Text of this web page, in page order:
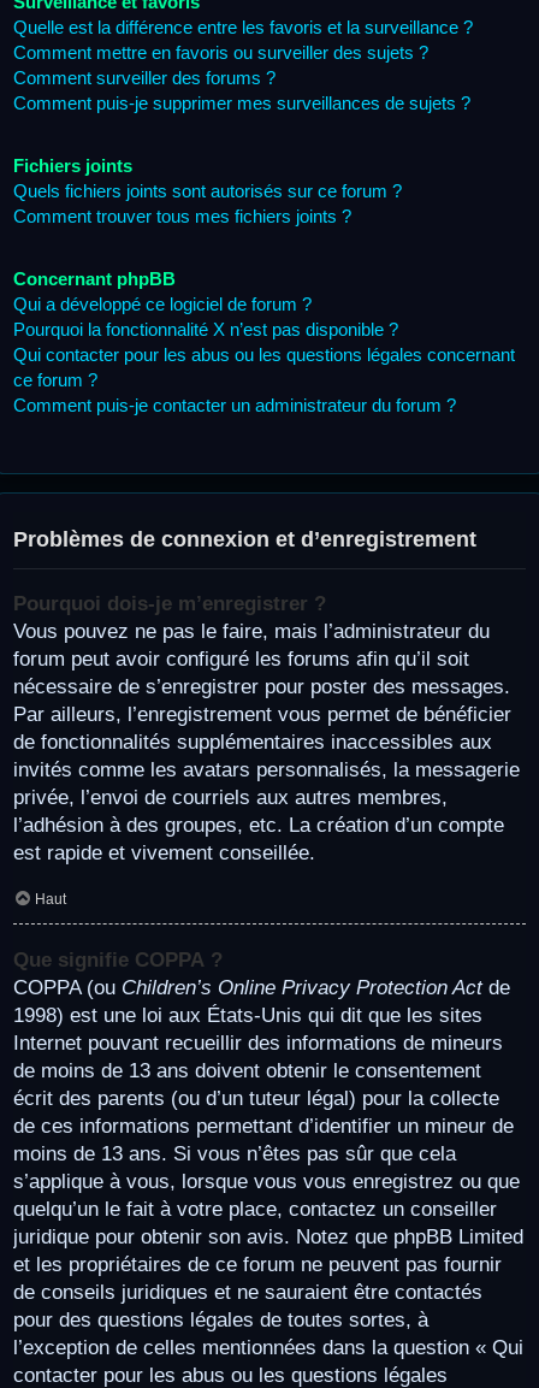
Quelle est la différence entre les favoris et la surveillance ?
Comment mettre en favoris ou surveiller des sujets ?
Comment surveiller des forums ?
Comment puis-je supprimer mes surveillances de sujets ?
Fichiers joints
Quels fichiers joints sont autorisés sur ce forum ?
Comment trouver tous mes fichiers joints ?
Concernant phpBB
Qui a développé ce logiciel de forum ?
Pourquoi la fonctionnalité X n’est pas disponible ?
Qui contacter pour les abus ou les questions légales concernant
ce forum ?
Comment puis-je contacter un administrateur du forum ?
Problèmes de connexion et d’enregistrement
Pourquoi dois-je m’enregistrer ?
Vous pouvez ne pas le faire, mais l’administrateur du
forum peut avoir configuré les forums afin qu’il soit
nécessaire de s’enregistrer pour poster des messages.
Par ailleurs, l’enregistrement vous permet de bénéficier
de fonctionnalités supplémentaires inaccessibles aux
invités comme les avatars personnalisés, la messagerie
privée, l’envoi de courriels aux autres membres,
l’adhésion à des groupes, etc. La création d’un compte
est rapide et vivement conseillée.
Haut
Que signifie COPPA ?
COPPA (ou Children’s Online Privacy Protection Actde
1998) est une loi aux États-Unis qui dit que les sites
Internet pouvant recueillir des informations de mineurs
de moins de 13 ans doivent obtenir le consentement
écrit des parents (ou d’un tuteur légal) pour la collecte
de ces informations permettant d’identifier un mineur de
moins de 13 ans. Si vous n’êtes pas sûr que cela
s’applique à vous, lorsque vous vous enregistrez ou que
quelqu’un le fait à votre place, contactez un conseiller
juridique pour obtenir son avis. Notez que phpBB Limited
et les propriétaires de ce forum ne peuvent pas fournir
de conseils juridiques et ne sauraient être contactés
pour des questions légales de toutes sortes, à
l’exception de celles mentionnées dans la question « Qui
contacter pour les abus ou les questions légales